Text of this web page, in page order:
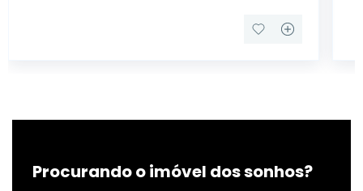
Procurando o imóvel dos sonhos?